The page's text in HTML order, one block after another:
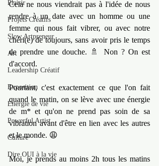
Plaisir
Projets Créatifs
Slow Artpreneur
Art
Leadership Créatif
Exposition
Energie de vie
Powerful Artist
Culture
Dire OUI à la vie
Cela ne nous viendrait pas à l'idée de nous
rendre à un date avec un homme ou une
femme qui nous fait vibrer, ou avec notre
chéri(e) de toujours, sans avoir pris le temps
de prendre une douche. 🚿 Non ? On est
d'accord.
Pourtant, c'est exactement ce que l'on fait
quand le matin, on se lève avec une énergie
de m* et qu'on ne prend pas soin de sa
vibration avant d'être en lien avec les autres
et le monde. 😩
Moi, je prends au moins 2h tous les matins